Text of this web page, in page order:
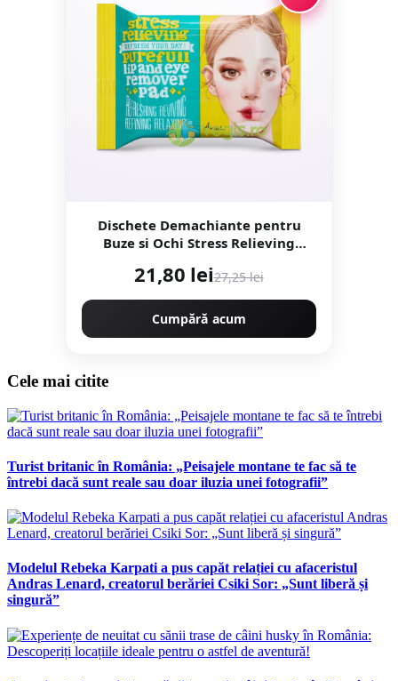
Dischete Demachiante pentru
Buze si Ochi Stress Relieving
21,80 lei27,25 lei
Cumpără acum
Cele mai citite
Turist britanic în România: „Peisajele montane te fac să te
întrebi dacă sunt reale sau doar iluzia unei fotografii”
Modelul Rebeka Karpati a pus capăt relației cu afaceristul
Andras Lenard, creatorul berăriei Csiki Sor: „Sunt liberă și
singură”